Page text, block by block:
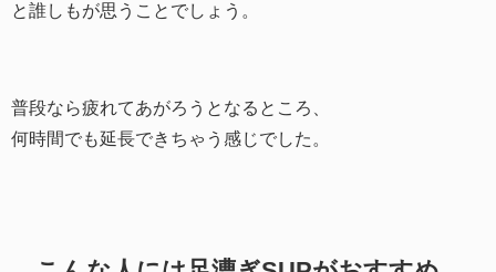
と誰しもが思うことでしょう。
普段なら疲れてあがろうとなるところ、
何時間でも延長できちゃう感じでした。